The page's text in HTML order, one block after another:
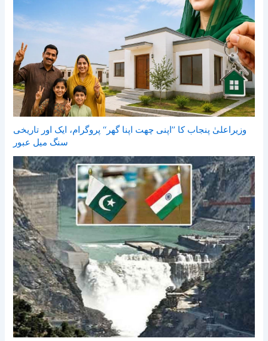
وزیراعلیٰ پنجاب کا ’’اپنی چھت اپنا گھر‘‘ پروگرام، ایک اور تاریخی
سنگ میل عبور